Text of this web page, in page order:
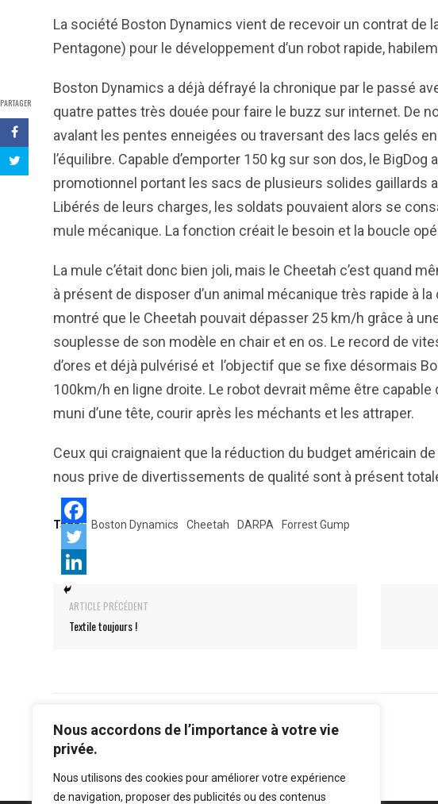
Nous accordons de l’importance à votre vie
privée.
Nous utilisons des cookies pour améliorer votre expérience
de navigation, proposer des publicités ou des contenus
PARTAGER
La société Boston Dynamics vient de recevoir un contrat de
Pentagone) pour le développement d’un robot rapide,
Boston Dynamics a déjà défrayé la chronique par le passé
quatre pattes très douée pour faire le buzz sur internet. De
avalant les pentes enneigées ou traversant des lacs gelés
l’équilibre. Capable d’emporter 150 kg sur son dos, le
promotionnel portant les sacs de plusieurs solides gaillards
Libérés de leurs charges, les soldats pouvaient alors se
mule mécanique. La fonction créait le besoin et la boucle
La mule c’était donc bien joli, mais le Cheetah c’est quand
à présent de disposer d’un animal mécanique très rapide à
montré que le Cheetah pouvait dépasser 25 km/h grâce à
souplesse de son modèle en chair et en os. Le record de
d’ores et déjà pulvérisé et l’objectif que se fixe désormais
100km/h en ligne droite. Le robot devrait même être capable
muni d’une tête, courir après les méchants et les attraper.
Ceux qui craignaient que la réduction du budget américain
nous prive de divertissements de qualité sont à présent
Tags: Boston Dynamics Cheetah DARPA Forrest Gump
ARTICLE PRÉCÉDENT
Textile toujours !